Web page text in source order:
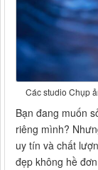
Các studio Chụp
Bạn đang muốn
riêng mình?
uy tín và chất
đẹp không hề